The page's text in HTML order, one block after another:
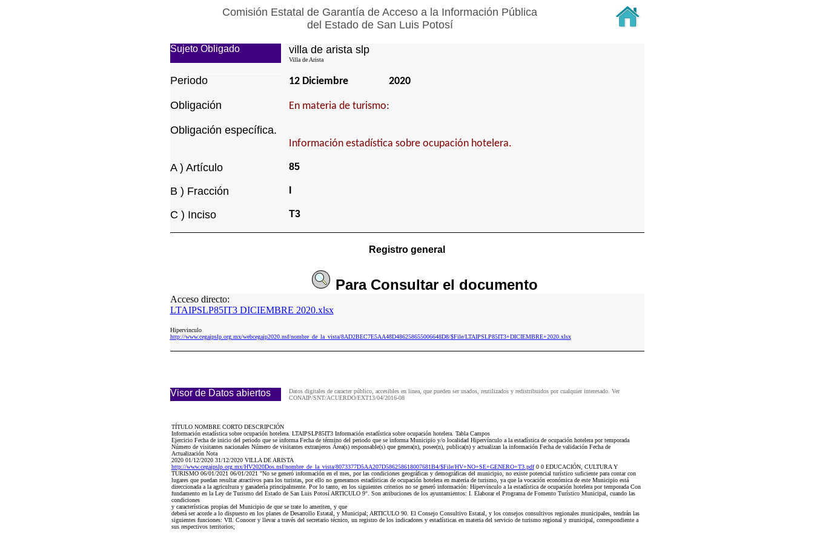
Comisión Estatal de Garantía de Acceso a la Información Pública
del Estado de San Luis Potosí
Sujeto Obligado villa de arista slp
Villa de Arista
Periodo 12 Diciembre 2020
Obligación En materia de turismo:
Obligación específica.
Información estadística sobre ocupación hotelera.
A ) Artículo 85
B ) Fracción
C ) Inciso T3
Registro general
Para Consultarel documento
Acceso directo:
LTAIPSLP85IT3 DICIEMBRE 2020.xlsx
Hipervinculo
http://www.cegaipslp.org.mx/webcegaip2020.nsf/nombre_de_la_vista/8AD2BEC7E5AA48D486258655006648D8/$File/LTAIPSLP85IT3+DICIEMBRE+2020.xlsx
Visor de Datos abiertos
Datos digitales de caracter público, accesibles en linea, que pueden ser usados, reutilizados y redistribuidos por cualquier interesado. Ver
CONAIP/SNT/ACUERDO/EXT13/04/2016-08
TÍTULO NOMBRE CORTO DESCRIPCIÓN
Información estadística sobre ocupación hotelera. LTAIPSLP85IT3 Información estadística sobre ocupación hotelera. Tabla Campos
Ejercicio Fecha de inicio del periodo que se informa Fecha de término del periodo que se informa Municipio y/o localidad Hipervínculo a la estadística de ocupación hotelera por temporada
Número de visitantes nacionales Número de visitantes extranjeros Área(s) responsable(s) que genera(n), posee(n), publica(n) y actualizan la información Fecha de validación Fecha de
Actualización Nota
2020 01/12/2020 31/12/2020 VILLA DE ARISTA
http://www.cegaipslp.org.mx/HV2020Dos.nsf/nombre_de_la_vista/8073377D5AA207D586258618007681B4/$File/HV+NO+SE+GENERO+T3.pdf0 0 EDUCACIÓN, CULTURA Y
TURISMO 06/01/2021 06/01/2021 "No se generó información en el mes, por las condiciones geográficas y demográficas del municipio, no existe potencial turístico suficiente para contar con
lugares que puedan resultar atractivos para los turistas, por ello no generamos estadísticas de ocupación hotelera en materia de turismo, ya que la vocación económica de este Municipio está
direccionada a la agricultura y ganadería principalmente. Por lo tanto, en los siguientes criterios no se generó información: Hipervínculo a la estadística de ocupación hotelera por temporada Con
fundamento en la Ley de Turismo del Estado de San Luis Potosí ARTICULO 9°. Son atribuciones de los ayuntamientos: I. Elaborar el Programa de Fomento Turístico Municipal, cuando las
condiciones
y características propias del Municipio de que se trate lo ameriten, y que
deberá ser acorde a lo dispuesto en los planes de Desarrollo Estatal, y Municipal; ARTICULO 90. El Consejo Consultivo Estatal, y los consejos consultivos regionales municipales, tendrán las
siguientes funciones: VII. Conocer y llevar a través del secretario técnico, un registro de los indicadores y estadísticas en materia del servicio de turismo regional y municipal, correspondiente a
sus respectivos territorios;